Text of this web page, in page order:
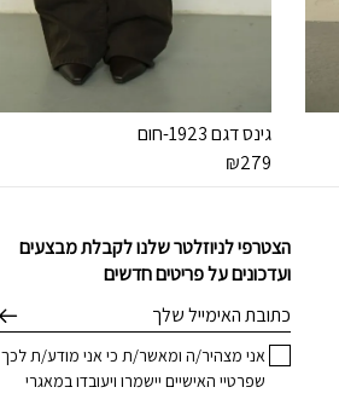
גינס דגם 1923-חום
₪279
הצטרפי לניוזלטר שלנו לקבלת מבצעים
ועדכונים על פריטים חדשים
דוא׳׳ל
אני מצהיר/ה ומאשר/ת כי אני מודע/ת לכך
שפרטיי האישיים יישמרו ויעובדו במאגרי